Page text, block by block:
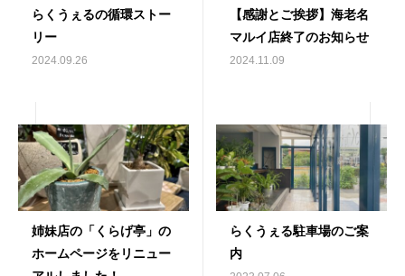
らくうぇるの循環ストー
リー
2024.09.26
【感謝とご挨拶】海老名
マルイ店終了のお知らせ
2024.11.09
姉妹店の「くらげ亭」の
ホームページをリニュー
らくうぇる駐車場のご案
内